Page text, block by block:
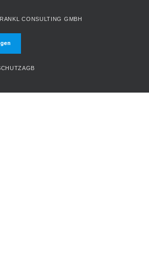
CONSULTING GMBH
AGB